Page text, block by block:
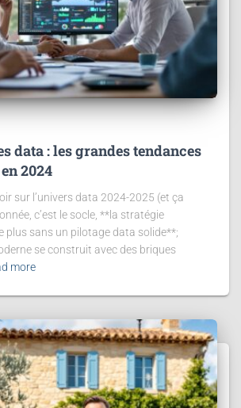
data : les grandes tendances
2024
sur l’univers data 2024-2025 (et ça
c’est le socle, **la stratégie
plus sans un pilotage data solide**;
se construit avec des briques
more